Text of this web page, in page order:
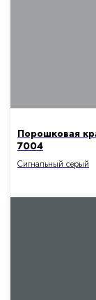
Порошковая
7004
Сигнальный серый